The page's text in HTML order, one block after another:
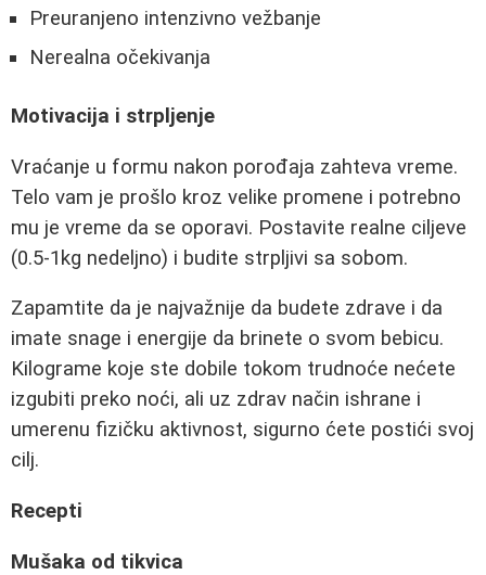
Preuranjeno intenzivno vežbanje
Nerealna očekivanja
Motivacija i strpljenje
Vraćanje u formu nakon porođaja zahteva vreme.
Telo vam je prošlo kroz velike promene i potrebno
mu je vreme da se oporavi. Postavite realne ciljeve
(0.5-1kg nedeljno) i budite strpljivi sa sobom.
Zapamtite da je najvažnije da budete zdrave i da
imate snage i energije da brinete o svom bebicu.
Kilograme koje ste dobile tokom trudnoće nećete
izgubiti preko noći, ali uz zdrav način ishrane i
umerenu fizičku aktivnost, sigurno ćete postići svoj
cilj.
Recepti
Mušaka od tikvica